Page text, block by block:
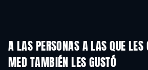
A LAS PERSONAS A LAS QUE LES
MED TAMBIÉN LES GUSTÓ